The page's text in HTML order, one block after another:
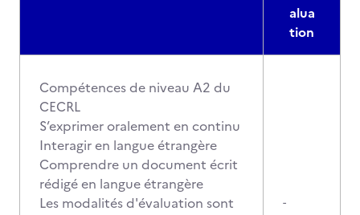
alua
tion
Compétences de niveau A2 du
CECRL
S’exprimer oralement en continu
Interagir en langue étrangère
Comprendre un document écrit
rédigé en langue étrangère
Les modalités d'évaluation sont
-